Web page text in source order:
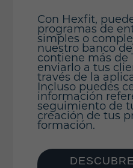
Con Hexfit,
programas de
simples o
nuestro banco
contiene más de
enviarlo a tus
través de la
Incluso puedes
información
seguimiento de
creación de tus
formación.